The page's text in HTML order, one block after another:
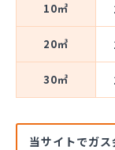
10㎥
20㎥
30㎥
当サイトでガ